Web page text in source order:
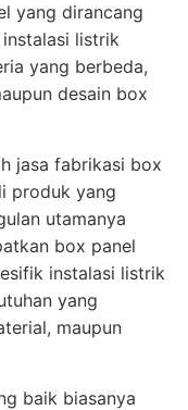
yang dirancang
listrik
yang berbeda,
desain box
jasa fabrikasi box
produk yang
utamanya
box panel
instalasi listrik
yang
maupun
baik biasanya